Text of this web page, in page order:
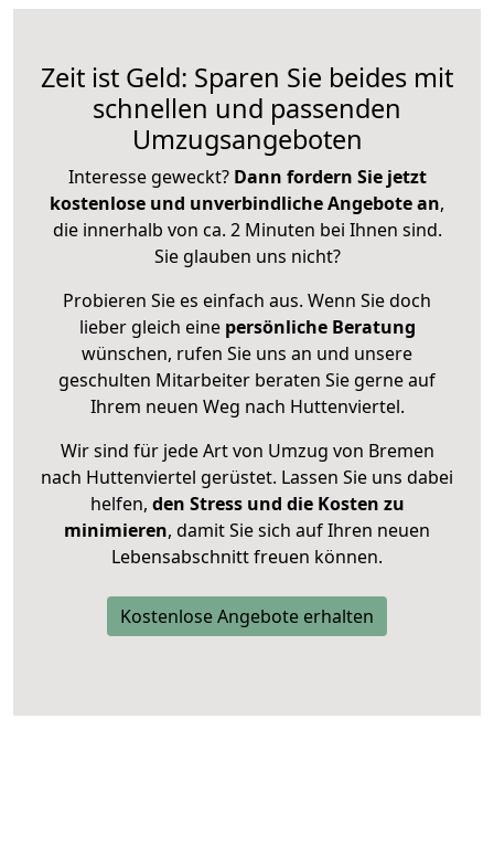
Zeit ist Geld: Sparen Sie beides mit
schnellen und passenden
Umzugsangeboten
Interesse geweckt? Dann fordern Sie jetzt
kostenlose und unverbindliche Angebote an,
die innerhalb von ca. 2 Minuten bei Ihnen sind.
Sie glauben uns nicht?
Probieren Sie es einfach aus. Wenn Sie doch
lieber gleich eine persönliche Beratung
wünschen, rufen Sie uns an und unsere
geschulten Mitarbeiter beraten Sie gerne auf
Ihrem neuen Weg nach Huttenviertel.
Wir sind für jede Art von Umzug von Bremen
nach Huttenviertel gerüstet. Lassen Sie uns dabei
helfen, den Stress und die Kosten zu
minimieren, damit Sie sich auf Ihren neuen
Lebensabschnitt freuen können.
Kostenlose Angebote erhalten